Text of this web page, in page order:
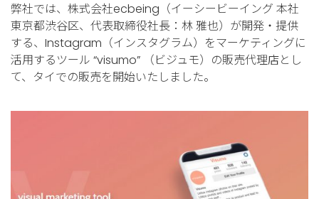
弊社では、株式会社ecbeing（イーシービーイング 本社
東京都渋谷区、代表取締役社長：林 雅也）が開発・提供
する、Instagram（インスタグラム）をマーケティングに
活用するツール “visumo” （ビジュモ）の販売代理店とし
て、タイでの販売を開始いたしました。